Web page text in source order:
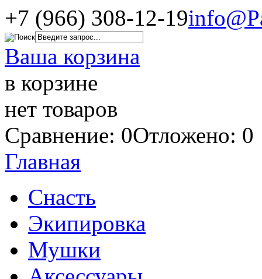
+7 (966) 308-12-19
Ваша корзина
в корзине
нет товаров
Сравнение: 0Отложено: 0
Главная
Снасть
Экипировка
Мушки